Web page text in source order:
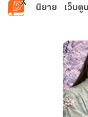
ข้ามไปยังเนื้อหาหลัก
นิยาย เว็บตูน